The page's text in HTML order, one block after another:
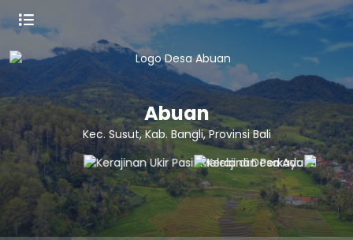
Abuan
Kec. Susut, Kab. Bangli, Provinsi Bali